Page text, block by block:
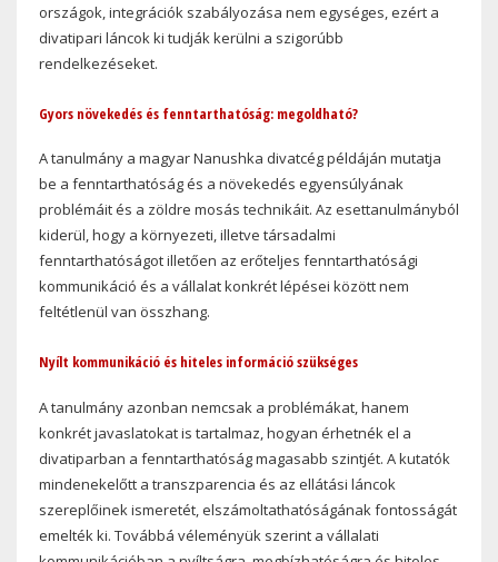
országok, integrációk szabályozása nem egységes, ezért a
divatipari láncok ki tudják kerülni a szigorúbb
rendelkezéseket.
Gyors növekedés és fenntarthatóság: megoldható?
A tanulmány a magyar Nanushka divatcég példáján mutatja
be a fenntarthatóság és a növekedés egyensúlyának
problémáit és a zöldre mosás technikáit. Az esettanulmányból
kiderül, hogy a környezeti, illetve társadalmi
fenntarthatóságot illetően az erőteljes fenntarthatósági
kommunikáció és a vállalat konkrét lépései között nem
feltétlenül van összhang.
Nyílt kommunikáció és hiteles információ szükséges
A tanulmány azonban nemcsak a problémákat, hanem
konkrét javaslatokat is tartalmaz, hogyan érhetnék el a
divatiparban a fenntarthatóság magasabb szintjét. A kutatók
mindenekelőtt a transzparencia és az ellátási láncok
szereplőinek ismeretét, elszámoltathatóságának fontosságát
emelték ki. Továbbá véleményük szerint a vállalati